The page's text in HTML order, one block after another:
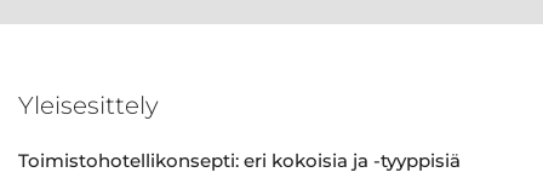
Yleisesittely
Toimistohotellikonsepti: eri kokoisia ja -tyyppisiä